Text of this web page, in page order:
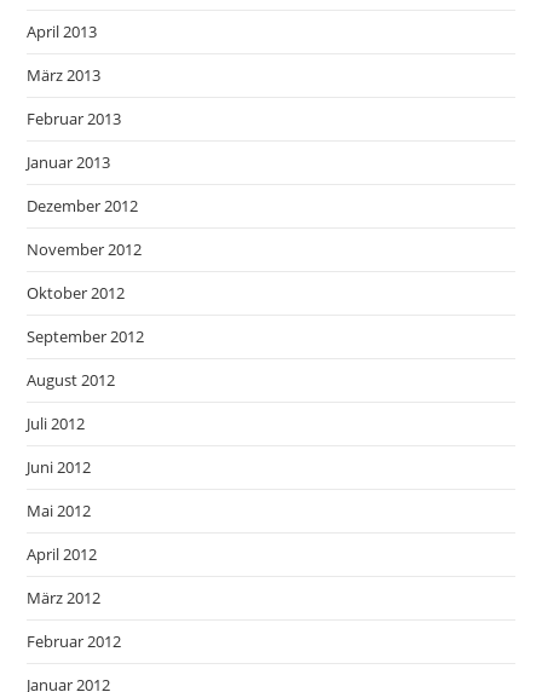
April 2013
März 2013
Februar 2013
Januar 2013
Dezember 2012
November 2012
Oktober 2012
September 2012
August 2012
Juli 2012
Juni 2012
Mai 2012
April 2012
März 2012
Februar 2012
Januar 2012